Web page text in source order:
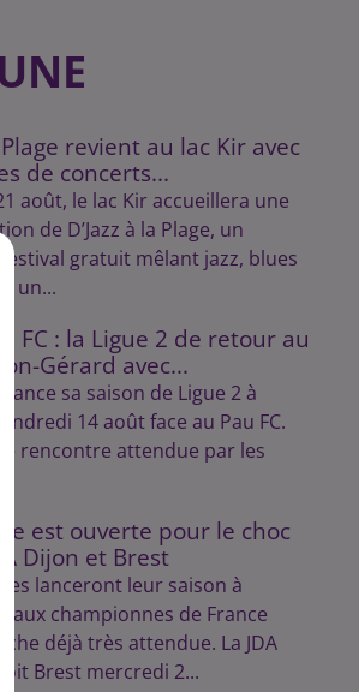
Plage revient au lac Kir avec
de concerts...
août, le lac Kir accueillera une
de D’Jazz à la Plage, un
estival gratuit mêlant jazz, blues
un...
FC : la Ligue 2 de retour au
Gérard avec...
lance sa saison de Ligue 2 à
14 août face au Pau FC.
rencontre attendue par les
est ouverte pour le choc
Dijon et Brest
lanceront leur saison à
aux championnes de France
déjà très attendue. La JDA
Brest mercredi 2...